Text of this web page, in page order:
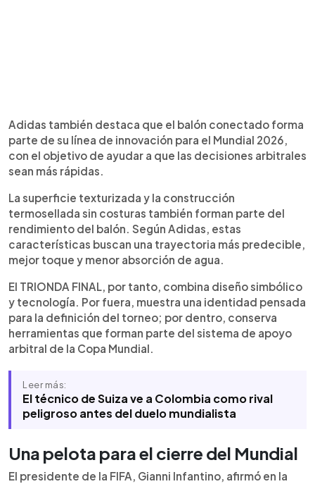
Adidas también destaca que el balón conectado forma
parte de su línea de innovación para el Mundial 2026,
con el objetivo de ayudar a que las decisiones arbitrales
sean más rápidas.
La superficie texturizada y la construcción
termosellada sin costuras también forman parte del
rendimiento del balón. Según Adidas, estas
características buscan una trayectoria más predecible,
mejor toque y menor absorción de agua.
El TRIONDA FINAL, por tanto, combina diseño simbólico
y tecnología. Por fuera, muestra una identidad pensada
para la definición del torneo; por dentro, conserva
herramientas que forman parte del sistema de apoyo
arbitral de la Copa Mundial.
Leer más:
El técnico de Suiza ve a Colombia como rival
peligroso antes del duelo mundialista
Una pelota para el cierre del Mundial
El presidente de la FIFA, Gianni Infantino, afirmó en la